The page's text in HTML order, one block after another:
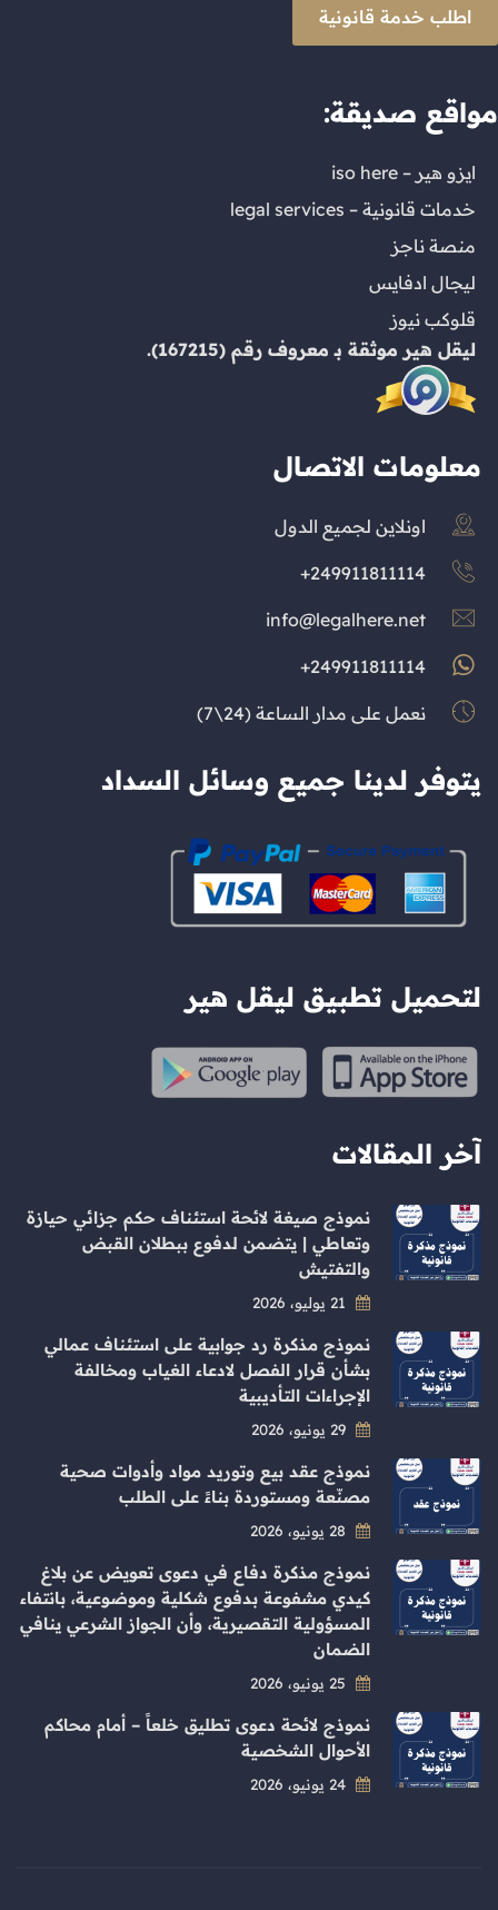
اطلب خدمة قانونية
مواقع صديقة:
ايزو هير – iso here
خدمات قانونية – legal services
منصة ناجز
ليجال ادفايس
قلوكب نيوز
ليقل هير موثقة بـ معروف رقم (167215).
معلومات الاتصال
اونلاين لجميع الدول
249911811114+
info@legalhere.net
249911811114+
نعمل على مدار الساعة (24\7)
يتوفر لدينا جميع وسائل السداد
لتحميل تطبيق ليقل هير
آخر المقالات
نموذج صيغة لائحة استئناف حكم جزائي حيازة
وتعاطي | يتضمن لدفوع ببطلان القبض
والتفتيش
نموذج مذكرة رد جوابية على استئناف عمالي
بشأن قرار الفصل لادعاء الغياب ومخالفة
الإجراءات التأديبية
نموذج عقد بيع وتوريد مواد وأدوات صحية
مصنّعة ومستوردة بناءً على الطلب
نموذج مذكرة دفاع في دعوى تعويض عن بلاغ
كيدي مشفوعة بدفوع شكلية وموضوعية، بانتفاء
المسؤولية التقصيرية، وأن الجواز الشرعي ينافي
الضمان
نموذج لائحة دعوى تطليق خلعاً – أمام محاكم
الأحوال الشخصية